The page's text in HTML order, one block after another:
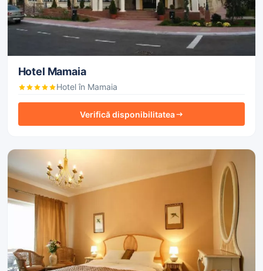
Hotel Mamaia
Hotel în Mamaia
Verifică disponibilitatea